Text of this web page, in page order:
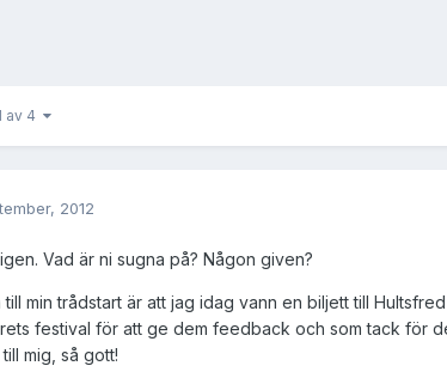
av 4
2012
Vad är ni sugna på? Någon given?
min trådstart är att jag idag vann en biljett till
festival för att ge dem feedback och som tack för
mig, så gott!